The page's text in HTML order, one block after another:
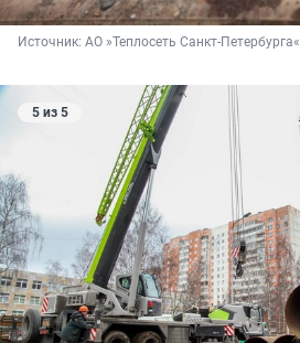
Источник: АО »Теплосеть Санкт-Петербурга«
5 из 5